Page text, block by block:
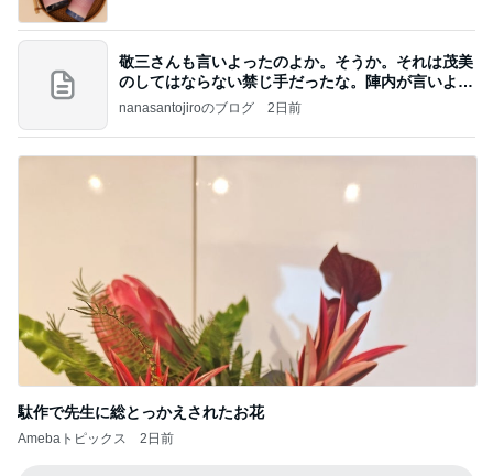
敬三さんも言いよったのよか。そうか。それは茂美
のしてはならない禁じ手だったな。陣内が言いよる
のよ
nanasantojiroのブログ 2日前
駄作で先生に総とっかえされたお花
Amebaトピックス 2日前